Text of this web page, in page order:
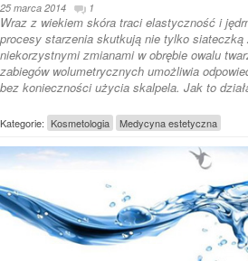
25 marca 2014 1
Wraz z wiekiem skóra traci elastyczność i
procesy starzenia skutkują nie tylko
niekorzystnymi zmianami w obrębie owalu
zabiegów wolumetrycznych umożliwia
bez konieczności użycia skalpela. Jak to
Kategorie: Kosmetologia Medycyna estetyczna